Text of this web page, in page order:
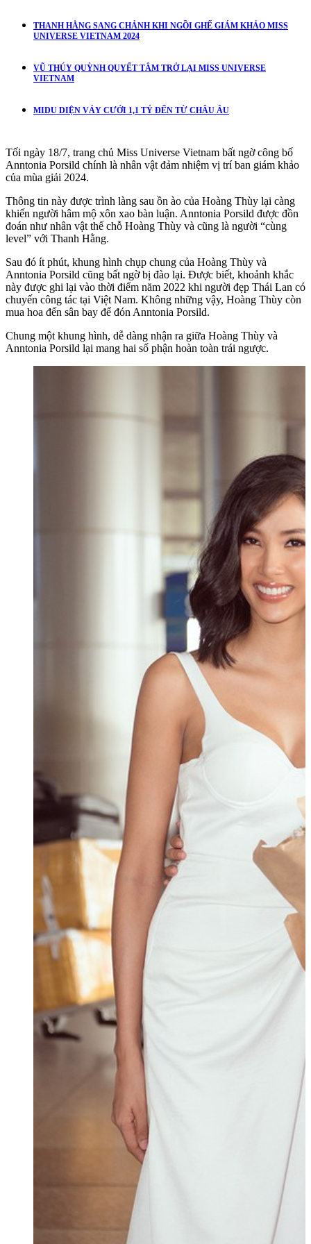
THANH HẰNG SANG CHẢNH KHI NGỒI GHẾ GIÁM KHẢO MISS
UNIVERSE VIETNAM 2024
VŨ THÚY QUỲNH QUYẾT TÂM TRỞ LẠI MISS UNIVERSE
VIETNAM
MIDU DIỆN VÁY CƯỚI 1,1 TỶ ĐẾN TỪ CHÂU ÂU
Tối ngày 18/7, trang chủ Miss Universe Vietnam bất ngờ công bố
Anntonia Porsild chính là nhân vật đảm nhiệm vị trí ban giám khảo
của mùa giải 2024.
Thông tin này được trình làng sau ồn ào của Hoàng Thùy lại càng
khiến người hâm mộ xôn xao bàn luận. Anntonia Porsild được đồn
đoán như nhân vật thế chỗ Hoàng Thùy và cũng là người “cùng
level” với Thanh Hằng.
Sau đó ít phút, khung hình chụp chung của Hoàng Thùy và
Anntonia Porsild cũng bất ngờ bị đào lại. Được biết, khoảnh khắc
này được ghi lại vào thời điểm năm 2022 khi người đẹp Thái Lan có
chuyến công tác tại Việt Nam. Không những vậy, Hoàng Thùy còn
mua hoa đến sân bay để đón Anntonia Porsild.
Chung một khung hình, dễ dàng nhận ra giữa Hoàng Thùy và
Anntonia Porsild lại mang hai số phận hoàn toàn trái ngược.